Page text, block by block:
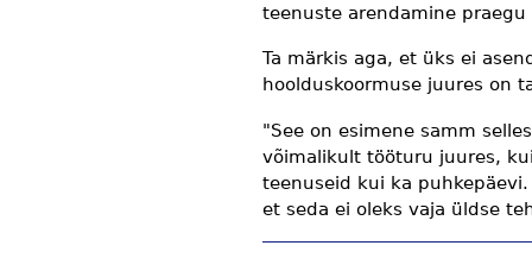
teenuste arendamine praegu
Ta märkis aga, et üks ei
hoolduskoormuse juures on
"See on esimene samm
võimalikult tööturu juures,
teenuseid kui ka
et seda ei oleks vaja üldse